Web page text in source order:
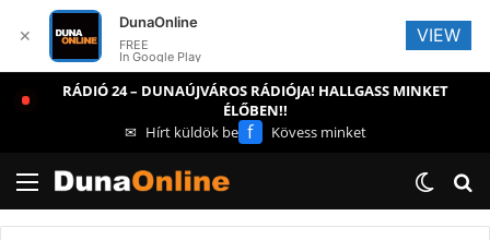
RÁDIÓ 24 – DUNAÚJVÁROS RÁDIÓJA! HALLGASS MINKET
ÉLŐBEN!!
✉ Hírt küldök be f Kövess minket
Menü
✕
DunaOnline
FREE
In Google Play
VIEW